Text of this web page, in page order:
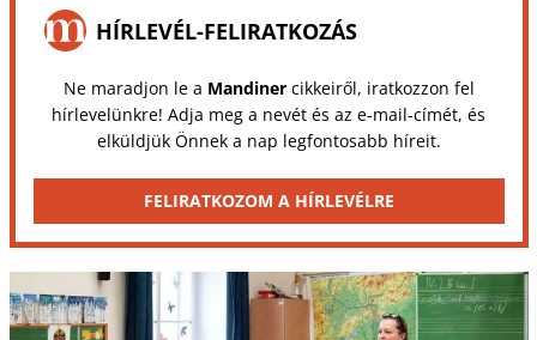
HÍRLEVÉL-FELIRATKOZÁS
Ne maradjon le a Mandinercikkeiről, iratkozzon fel
hírlevelünkre! Adja meg a nevét és az e-mail-címét, és
elküldjük Önnek a nap legfontosabb híreit.
FELIRATKOZOM A HÍRLEVÉLRE